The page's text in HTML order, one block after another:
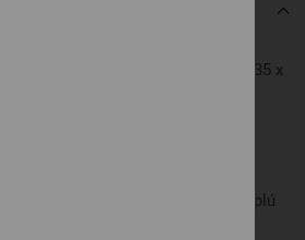
pre deti do 3 rokov v rozmere 135 x
materiálu najvyššej kvality
príjemný, jemný ako hodváb
vytvára suchú a zároveň teplú